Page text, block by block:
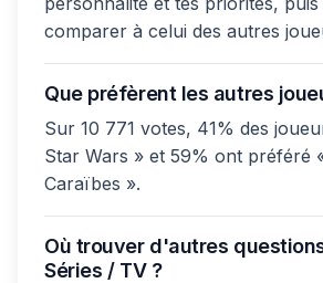
comparer à celui des autres
Que préfèrent les autres
Sur 10 771 votes, 41% des
Star Wars » et 59% ont préféré
Caraïbes ».
Où trouver d'autres
Séries / TV ?